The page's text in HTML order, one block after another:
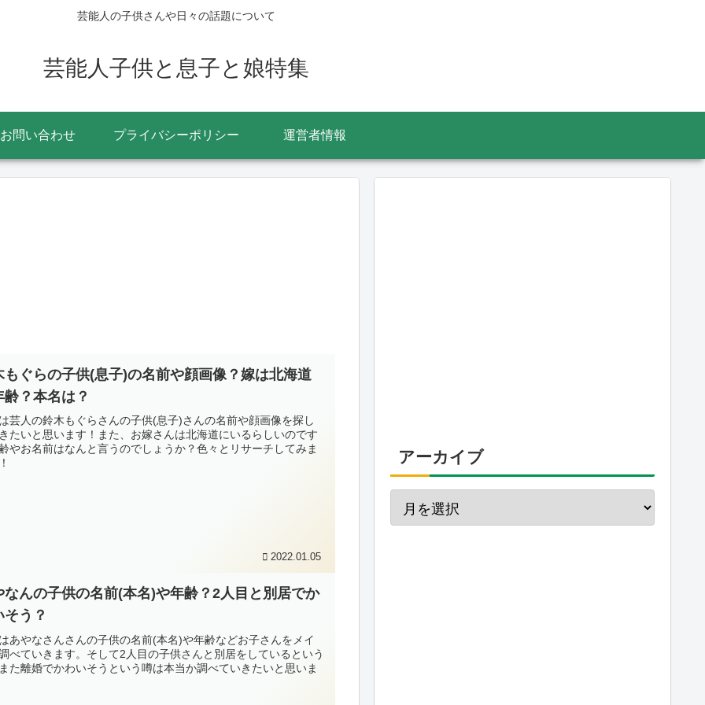
芸能人の子供さんや日々の話題について
芸能人子供と息子と娘特集
お問い合わせ プライバシーポリシー 運営者情報
もぐらの子供(息子)の名前や顔画像？嫁は北海道
齢？本名は？
芸人の鈴木もぐらさんの子供(息子)さんの名前や顔画像を探し
たいと思います！また、お嫁さんは北海道にいるらしいのです
やお名前はなんと言うのでしょうか？色々とリサーチしてみま
2022.01.05
なんの子供の名前(本名)や年齢？2人目と別居でか
そう？
あやなさんさんの子供の名前(本名)や年齢などお子さんをメイ
べていきます。そして2人目の子供さんと別居をしているという
た離婚でかわいそうという噂は本当か調べていきたいと思いま
アーカイブ